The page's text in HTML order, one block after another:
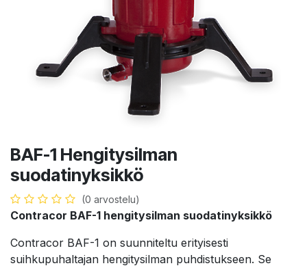
BAF-1 Hengitysilman
suodatinyksikkö
(0 arvostelu)
Contracor BAF-1 hengitysilman suodatinyksikkö
Contracor BAF-1 on suunniteltu erityisesti
suihkupuhaltajan hengitysilman puhdistukseen. Se